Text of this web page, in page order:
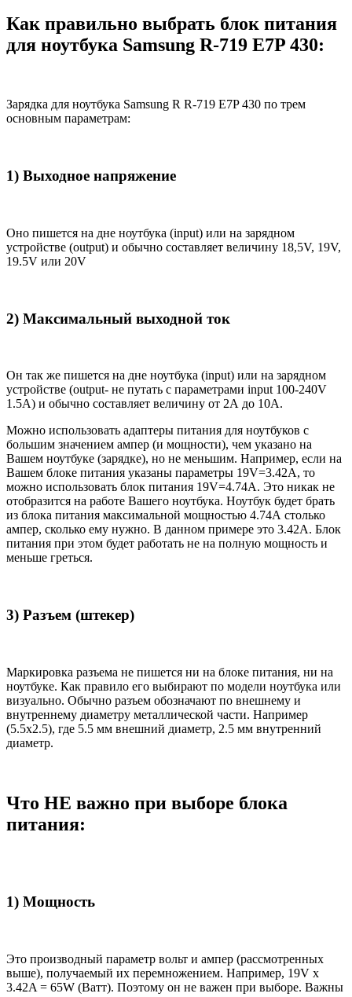
Как правильно выбрать блок питания
для ноутбука Samsung R-719 E7P 430:
Зарядка для ноутбука Samsung R R-719 E7P 430 по трем
основным параметрам:
1) Выходное напряжение
Оно пишется на дне ноутбука (input) или на зарядном
устройстве (output) и обычно составляет величину 18,5V, 19V,
19.5V или 20V
2) Максимальный выходной ток
Он так же пишется на дне ноутбука (input) или на зарядном
устройстве (output- не путать с параметрами input 100-240V
1.5A) и обычно составляет величину от 2А до 10A.
Можно использовать адаптеры питания для ноутбуков с
большим значением ампер (и мощности), чем указано на
Вашем ноутбуке (зарядке), но не меньшим. Например, если на
Вашем блоке питания указаны параметры 19V=3.42A, то
можно использовать блок питания 19V=4.74A. Это никак не
отобразится на работе Вашего ноутбука. Ноутбук будет брать
из блока питания максимальной мощностью 4.74А столько
ампер, сколько ему нужно. В данном примере это 3.42А. Блок
питания при этом будет работать не на полную мощность и
меньше греться.
3) Разъем (штекер)
Маркировка разъема не пишется ни на блоке питания, ни на
ноутбуке. Как правило его выбирают по модели ноутбука или
визуально. Обычно разъем обозначают по внешнему и
внутреннему диаметру металлической части. Например
(5.5x2.5), где 5.5 мм внешний диаметр, 2.5 мм внутренний
диаметр.
Что НЕ важно при выборе блока
питания:
1) Мощность
Это производный параметр вольт и ампер (рассмотренных
выше), получаемый их перемножением. Например, 19V x
3.42A = 65W (Ватт). Поэтому он не важен при выборе. Важны